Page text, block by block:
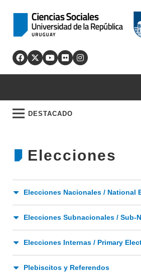
DESTACADO
Elecciones
Elecciones Nacionales / National
Elecciones Subnacionales / Sub-
Elecciones Internas / Primary
Plebiscitos y Referendos